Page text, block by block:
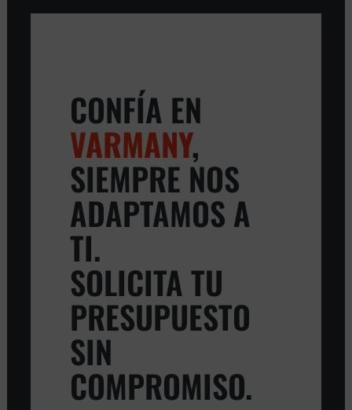
CONFÍA EN
VARMANY,
SIEMPRE NOS
ADAPTAMOS A
TI.
SOLICITA TU
PRESUPUESTO
SIN
COMPROMISO.